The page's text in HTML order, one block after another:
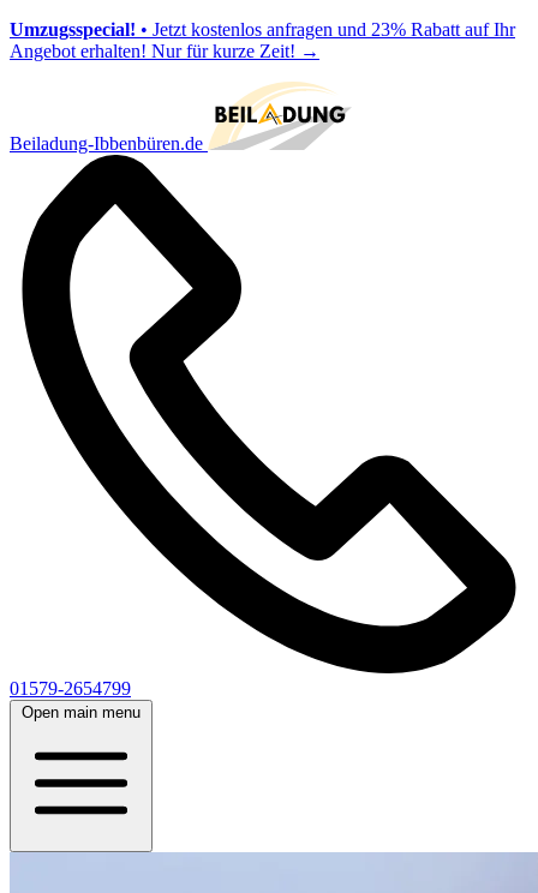
Umzugsspecial! • Jetzt kostenlos anfragen und 23% Rabatt auf Ihr
Angebot erhalten! Nur für kurze Zeit! →
Beiladung-Ibbenbüren.de
01579-2654799
Open main menu